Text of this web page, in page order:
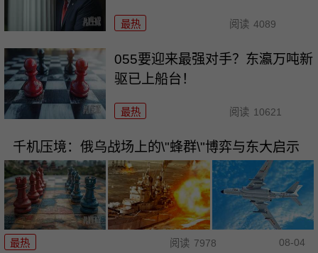
最热 阅读 4089
055要迎来最强对手？东瀛万吨新
驱已上船台！
最热 阅读 10621
千机压境：俄乌战场上的\"蜂群\"博弈与东大启示
最热 阅读 7978 08-04